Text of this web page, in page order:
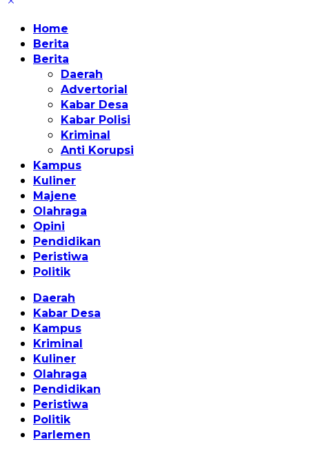
Home
Berita
Berita
Daerah
Advertorial
Kabar Desa
Kabar Polisi
Kriminal
Anti Korupsi
Kampus
Kuliner
Majene
Olahraga
Opini
Pendidikan
Peristiwa
Politik
Daerah
Kabar Desa
Kampus
Kriminal
Kuliner
Olahraga
Pendidikan
Peristiwa
Politik
Parlemen